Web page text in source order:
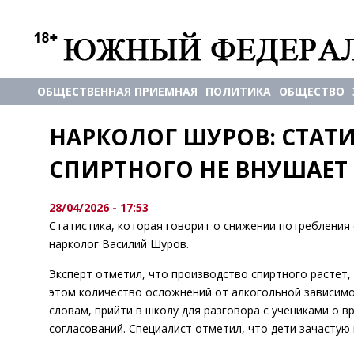
ОБЩЕСТВЕННАЯ ПРИЕМНАЯ ПОЛИТИКА ОБЩЕСТВО
НАРКОЛОГ ШУРОВ:
СПИРТНОГО НЕ
28/04/2026 - 17:53
Статистика, которая говорит о снижении
нарколог Василий Шуров.
Эксперт отметил, что производство спиртного
этом количество осложнений от алкогольной
словам, прийти в школу для разговора с учениками о
согласований. Специалист отметил, что дети